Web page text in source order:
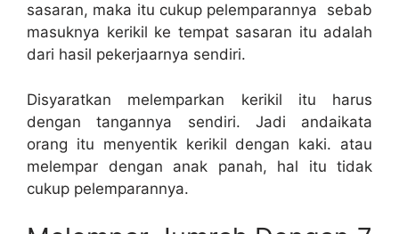
sasaran, maka itu cukup pelemparannya sebab
masuknya kerikil ke tempat sasaran itu adalah
dari hasil pekerjaarnya sendiri.
Disyaratkan melemparkan kerikil itu harus
dengan tangannya sendiri. Jadi andaikata
orang itu menyentik kerikil dengan kaki. atau
melempar dengan anak panah, hal itu tidak
cukup pelemparannya.